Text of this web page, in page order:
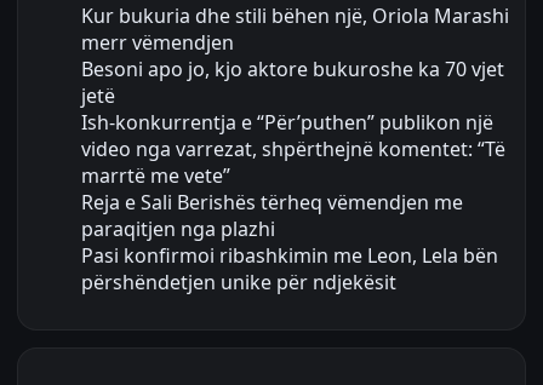
Kur bukuria dhe stili bëhen një, Oriola Marashi
merr vëmendjen
Besoni apo jo, kjo aktore bukuroshe ka 70 vjet
jetë
Ish-konkurrentja e “Për’puthen” publikon një
video nga varrezat, shpërthejnë komentet: “Të
marrtë me vete”
Reja e Sali Berishës tërheq vëmendjen me
paraqitjen nga plazhi
Pasi konfirmoi ribashkimin me Leon, Lela bën
përshëndetjen unike për ndjekësit